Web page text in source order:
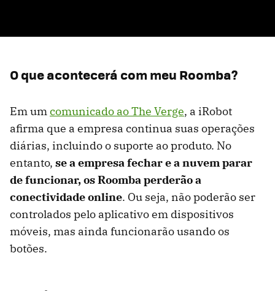
O que acontecerá com meu Roomba?
Em umcomunicado ao The Verge, a iRobot
afirma que a empresa continua suas operações
diárias, incluindo o suporte ao produto. No
entanto, se a empresa fechar e a nuvem parar
de funcionar, os Roomba perderão a
conectividade online. Ou seja, não poderão ser
controlados pelo aplicativo em dispositivos
móveis, mas ainda funcionarão usando os
botões.